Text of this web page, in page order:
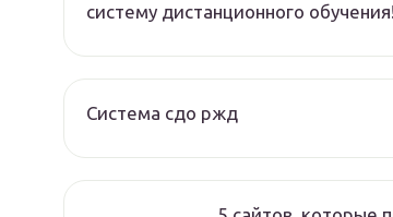
систему дистанционного обучения!
Система сдо ржд